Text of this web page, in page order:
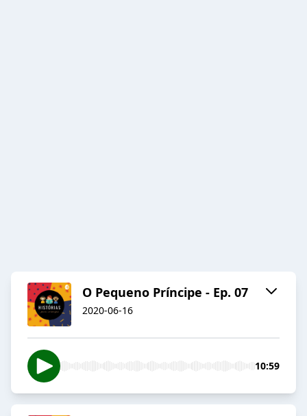
O Pequeno Príncipe - Ep. 07
2020-06-16
10:59